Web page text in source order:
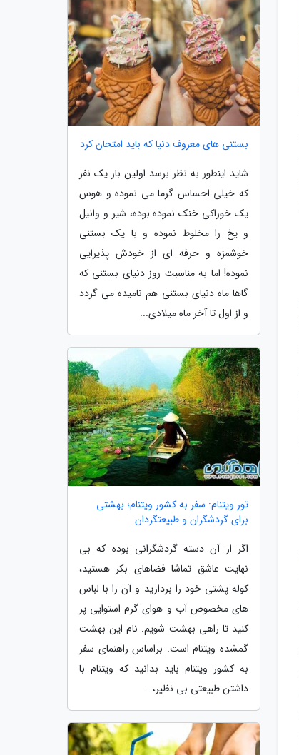
بستنی های معروف دنیا که باید امتحان کرد
شاید اینطور به نظر برسد اولین بار یک نفر
که خیلی احساس گرما می نموده و هوس
یک خوراکی خنک نموده بوده، شیر و وانیل
و یخ را مخلوط نموده و با یک بستنی
خوشمزه و حرفه ای از خودش پذیرایی
نموده! اما به مناسبت روز دنیای بستنی که
گاها ماه دنیای بستنی هم نامیده می گردد
و از اول تا آخر ماه میلادی...
تور ویتنام: سفر به کشور ویتنام؛ بهشتی
برای گردشگران و طبیعتگردان
اگر از آن دسته گردشگرانی بوده که بی
نهایت عاشق تماشا فضاهای بکر هستید،
کوله پشتی خود را بردارید و آن را با لباس
های مخصوص آب و هوای گرم استوایی پر
کنید تا راهی بهشت شویم. نام این بهشت
گمشده ویتنام است. براساس راهنمای سفر
به کشور ویتنام باید بدانید که ویتنام با
داشتن طبیعتی بی نظیر،...